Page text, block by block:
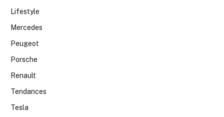
Lifestyle
Mercedes
Peugeot
Porsche
Renault
Tendances
Tesla